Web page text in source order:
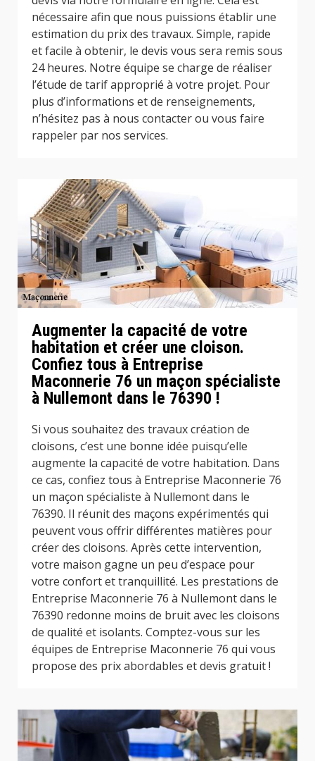
nécessaire afin que nous puissions établir une
estimation du prix des travaux. Simple, rapide
et facile à obtenir, le devis vous sera remis sous
24 heures. Notre équipe se charge de réaliser
l’étude de tarif approprié à votre projet. Pour
plus d’informations et de renseignements,
n’hésitez pas à nous contacter ou vous faire
rappeler par nos services.
Augmenter la capacité de votre
habitation et créer une cloison.
Confiez tous à Entreprise
Maconnerie 76 un maçon spécialiste
à Nullemont dans le 76390 !
Si vous souhaitez des travaux création de
cloisons, c’est une bonne idée puisqu’elle
augmente la capacité de votre habitation. Dans
ce cas, confiez tous à Entreprise Maconnerie 76
un maçon spécialiste à Nullemont dans le
76390. Il réunit des maçons expérimentés qui
peuvent vous offrir différentes matières pour
créer des cloisons. Après cette intervention,
votre maison gagne un peu d’espace pour
votre confort et tranquillité. Les prestations de
Entreprise Maconnerie 76 à Nullemont dans le
76390 redonne moins de bruit avec les cloisons
de qualité et isolants. Comptez-vous sur les
équipes de Entreprise Maconnerie 76 qui vous
propose des prix abordables et devis gratuit !